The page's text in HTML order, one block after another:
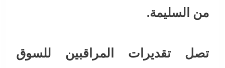
من السليمة.
تصل تقديرات المراقبين للسوق